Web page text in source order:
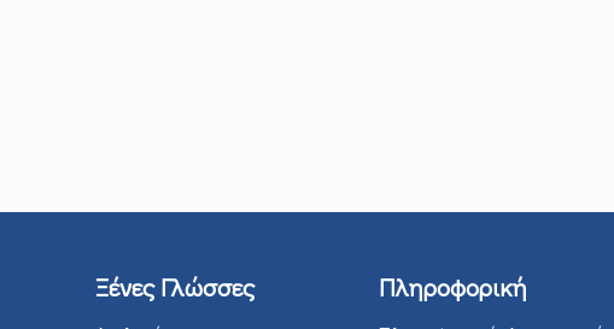
Ξένες Γλώσσες Πληροφορική